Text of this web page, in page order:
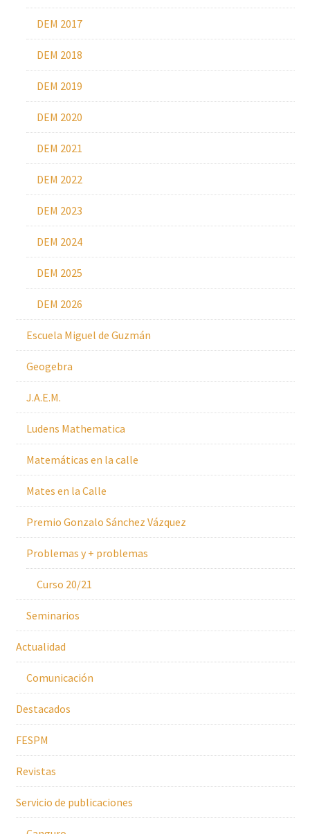
DEM 2017
DEM 2018
DEM 2019
DEM 2020
DEM 2021
DEM 2022
DEM 2023
DEM 2024
DEM 2025
DEM 2026
Escuela Miguel de Guzmán
Geogebra
J.A.E.M.
Ludens Mathematica
Matemáticas en la calle
Mates en la Calle
Premio Gonzalo Sánchez Vázquez
Problemas y + problemas
Curso 20/21
Seminarios
Actualidad
Comunicación
Destacados
FESPM
Revistas
Servicio de publicaciones